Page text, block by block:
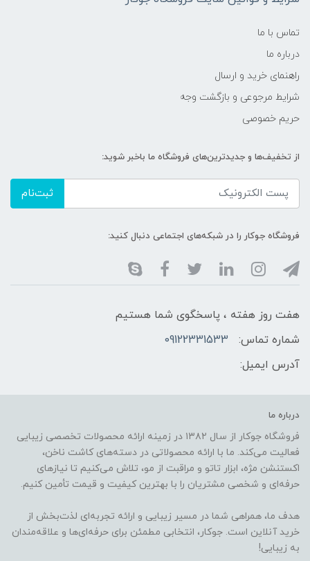
تماس با ما
درباره ما
راهنمای خرید و ارسال
شرایط مرجوعی و بازگشت وجه
حریم خصوصی
از تخفیف‌ها و جدیدترین‌های فروشگاه ما باخبر شوید:
ثبت‌نام
فروشگاه جوکار را در شبکه‌های اجتماعی دنبال کنید:
هفت روز هفته ، پاسخگوی شما هستیم
شماره تماس:
09122331533
آدرس ایمیل:
درباره ما
فروشگاه جوکار از سال ۱۳۸۲ در زمینه ارائه محصولات تخصصی زیبایی
فعالیت می‌کند. ما با ارائه محصولاتی در دسته‌های کاشت ناخن،
اکستنشن مژه، ابزار تاتو و مراقبت از مو، تلاش می‌کنیم تا نیازهای
حرفه‌ای و شخصی مشتریان را با بهترین کیفیت و قیمت تأمین کنیم.
هدف ما، همراهی شما در مسیر زیبایی و ارائه تجربه‌ای لذت‌بخش از
خرید آنلاین است. جوکار، انتخابی مطمئن برای حرفه‌ای‌ها و علاقه‌مندان
به زیبایی!